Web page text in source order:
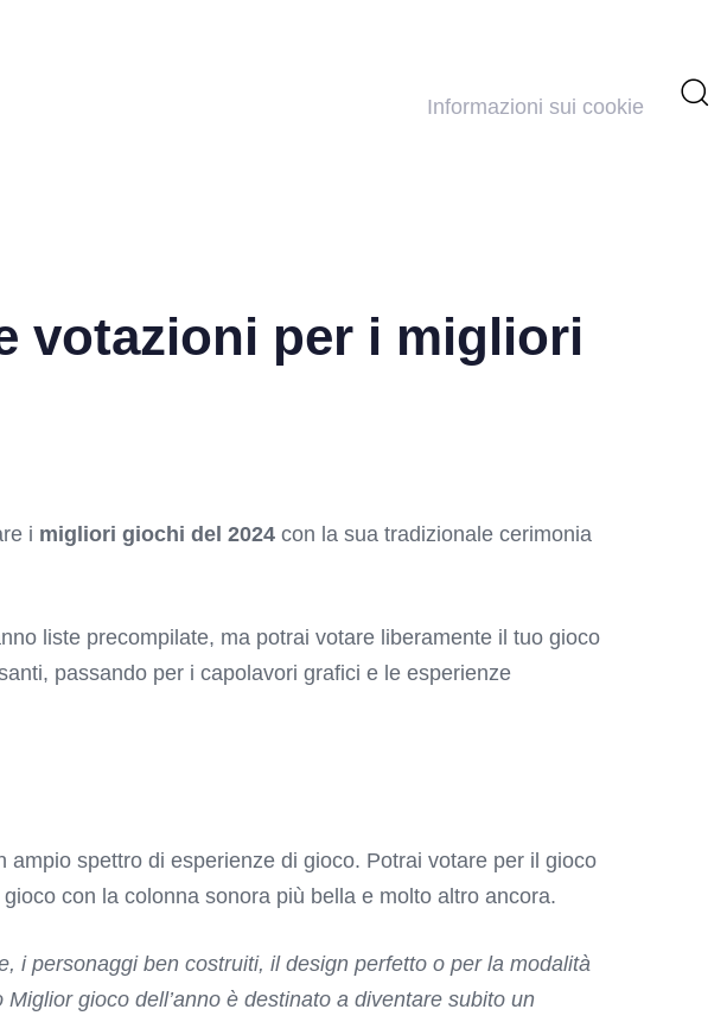
Informazioni sui cookie
votazioni per i migliori
i migliori giochi del 2024 con la sua tradizionale cerimonia
liste precompilate, ma potrai votare liberamente il tuo gioco
passando per i capolavori grafici e le esperienze
ampio spettro di esperienze di gioco. Potrai votare per il gioco
con la colonna sonora più bella e molto altro ancora.
i personaggi ben costruiti, il design perfetto o per la modalità
gioco dell’anno è destinato a diventare subito un